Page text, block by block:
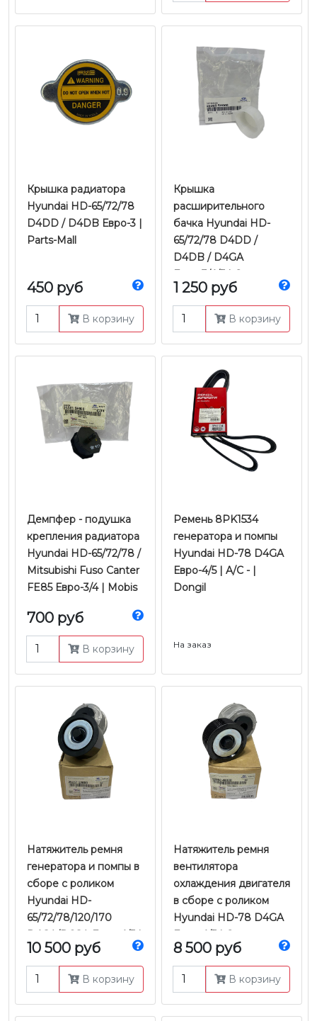
Крышка радиатора
Hyundai HD-65/72/78
D4DD / D4DB Евро-3 |
Parts-Mall
450 руб
В корзину
Крышка
расширительного
бачка Hyundai HD-
65/72/78 D4DD /
D4DB / D4GA
Евро-3/4/5 | Оригинал
1 250 руб
В корзину
Демпфер - подушка
крепления радиатора
Hyundai HD-65/72/78 /
Mitsubishi Fuso Canter
FE85 Евро-3/4 | Mobis
700 руб
В корзину
Ремень 8PK1534
генератора и помпы
Hyundai HD-78 D4GA
Евро-4/5 | A/C - |
Dongil
На заказ
Натяжитель ремня
генератора и помпы в
сборе с роликом
Hyundai HD-
65/72/78/120/170
D4GA/D6GA Евро-4/5 |
Оригинал
10 500 руб
В корзину
Натяжитель ремня
вентилятора
охлаждения двигателя
в сборе с роликом
Hyundai HD-78 D4GA
Евро-4/5 | Оригинал
8 500 руб
В корзину